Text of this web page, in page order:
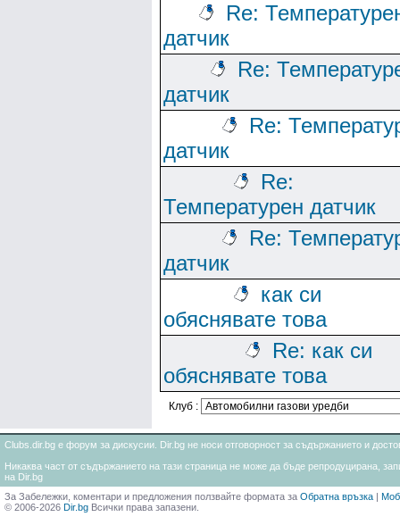
Re:
датчик
Re:
датчик
Re:
датчик
Re:
Температурен датчик
Re:
датчик
как си
обяснявате това
Re: как си
обяснявате това
Клуб :
Clubs.dir.bg е форум за дискусии. Dir.bg не носи отговорност за съдържанието и
Никаква част от съдържанието на тази страница не може да бъде репродуцирана,
на Dir.bg
За Забележки, коментари и предложения ползвайте формата за Обратна връзка |
© 2006-2026 Dir.bg Всички права запазени.